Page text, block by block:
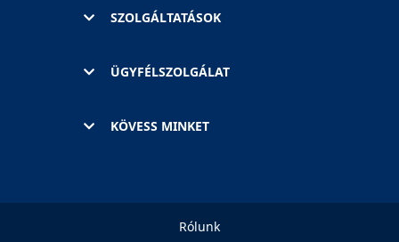
SZOLGÁLTATÁSOK
ÜGYFÉLSZOLGÁLAT
KÖVESS MINKET
Rólunk